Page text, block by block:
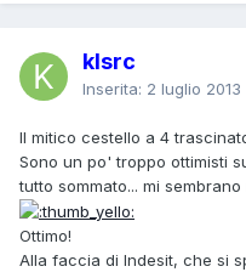
klsrc
Inserita: 2 luglio 2013
Il mitico cestello a 4
Sono un po' troppo ottimisti
tutto sommato... mi
Ottimo!
Alla faccia di Indesit, che si